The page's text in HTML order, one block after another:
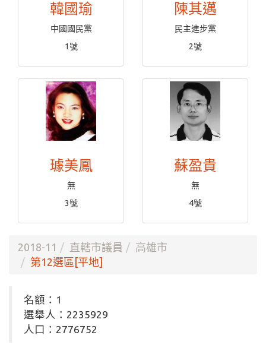
韓國瑜
中國國民黨
1號
陳其邁
民主進步黨
2號
璩美鳳
無
3號
蘇盈貴
無
4號
2018-11 直轄市議員
高雄市
第12選區[平地]
名額：1
選舉人：2235929
人口：2776752